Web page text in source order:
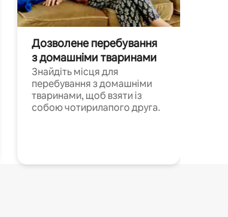
Дозволене перебування
з домашніми тваринами
Знайдіть місця для
перебування з домашніми
тваринами, щоб взяти із
собою чотирилапого друга.